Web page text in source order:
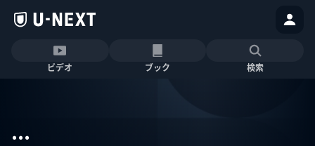
ビデオ ブック 検索
...